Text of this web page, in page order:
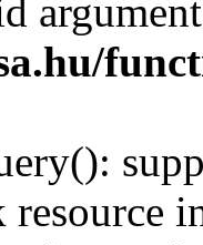
resource